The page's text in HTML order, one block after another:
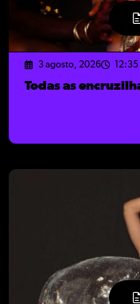
3 agosto, 2026 12:35
Todas as